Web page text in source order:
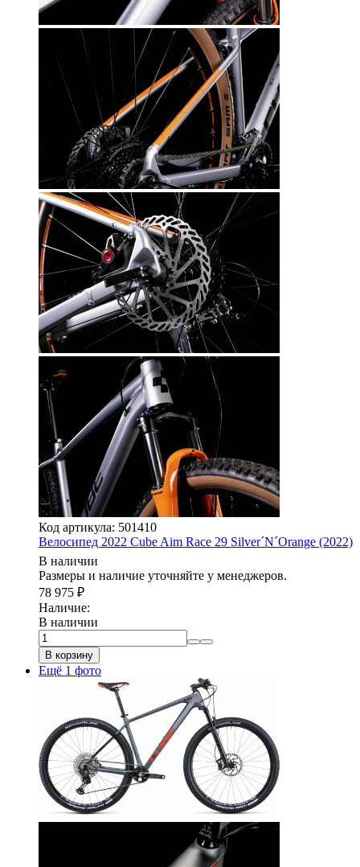
Код артикула: 501410
Велосипед 2022 Cube Aim Race 29 Silver´N´Orange (2022)
В наличии
Размеры и наличие уточняйте у менеджеров.
78 975 ₽
Наличие:
В наличии
В корзину
Ещё 1 фото